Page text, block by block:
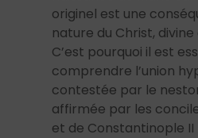
originel est une
nature du Christ,
C’est pourquoi il est
comprendre l’union
contestée par le
affirmée par les
et de Constantinople II